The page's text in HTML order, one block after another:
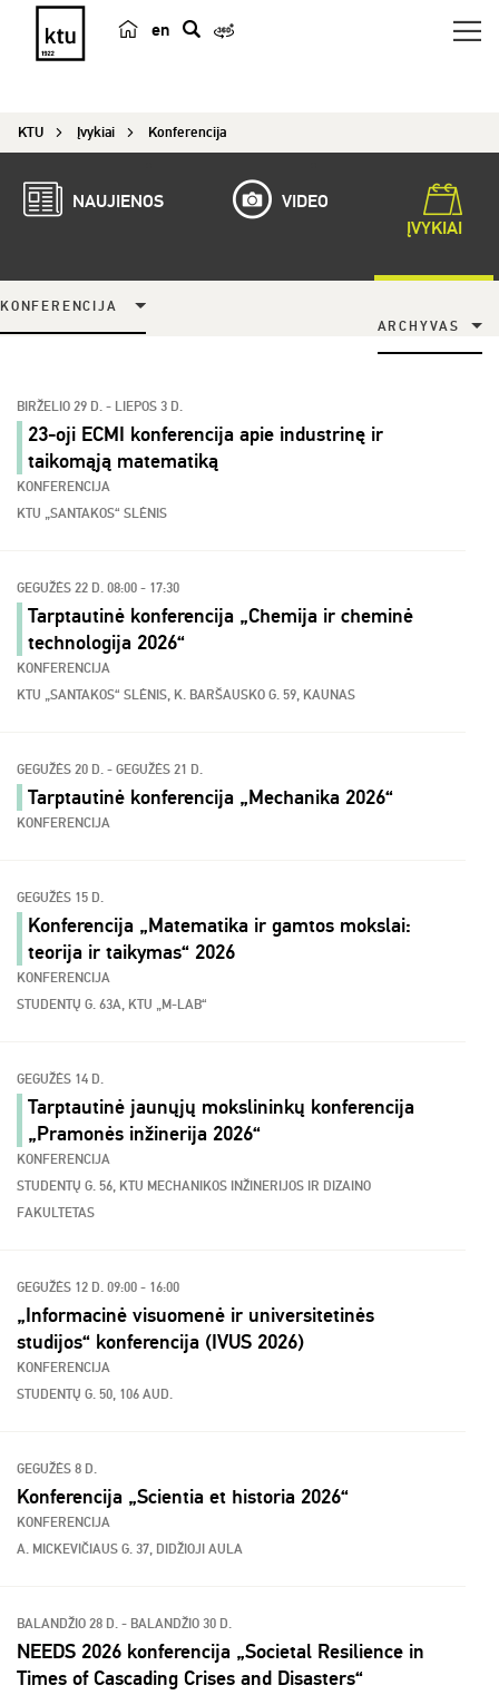
en
e
KTU Įvykiai Konferencija
NAUJIENOS
VIDEO
ĮVYKIAI
KONFERENCIJA
ARCHYVAS
BIRŽELIO 29 D. - LIEPOS 3 D.
23-oji ECMI konferencija apie industrinę ir
taikomąją matematiką
KONFERENCIJA
KTU „SANTAKOS“ SLĖNIS
GEGUŽĖS 22 D. 08:00 - 17:30
Tarptautinė konferencija „Chemija ir cheminė
technologija 2026“
KONFERENCIJA
KTU „SANTAKOS“ SLĖNIS, K. BARŠAUSKO G. 59, KAUNAS
GEGUŽĖS 20 D. - GEGUŽĖS 21 D.
Tarptautinė konferencija „Mechanika 2026“
KONFERENCIJA
GEGUŽĖS 15 D.
Konferencija „Matematika ir gamtos mokslai:
teorija ir taikymas“ 2026
KONFERENCIJA
STUDENTŲ G. 63A, KTU „M-LAB“
GEGUŽĖS 14 D.
Tarptautinė jaunųjų mokslininkų konferencija
„Pramonės inžinerija 2026“
KONFERENCIJA
STUDENTŲ G. 56, KTU MECHANIKOS INŽINERIJOS IR DIZAINO
FAKULTETAS
GEGUŽĖS 12 D. 09:00 - 16:00
„Informacinė visuomenė ir universitetinės
studijos“ konferencija (IVUS 2026)
KONFERENCIJA
STUDENTŲ G. 50, 106 AUD.
GEGUŽĖS 8 D.
Konferencija „Scientia et historia 2026“
KONFERENCIJA
A. MICKEVIČIAUS G. 37, DIDŽIOJI AULA
BALANDŽIO 28 D. - BALANDŽIO 30 D.
NEEDS 2026 konferencija „Societal Resilience in
Times of Cascading Crises and Disasters“